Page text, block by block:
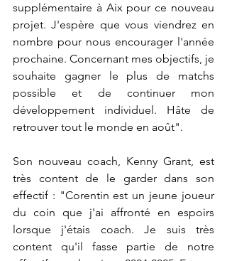
supplémentaire à Aix pour ce nouveau
projet. J'espère que vous viendrez en
nombre pour nous encourager l'année
prochaine. Concernant mes objectifs, je
souhaite gagner le plus de matchs
possible et de continuer mon
développement individuel. Hâte de
retrouver tout le monde en août".
Son nouveau coach, Kenny Grant, est
très content de le garder dans son
effectif : "Corentin est un jeune joueur
du coin que j'ai affronté en espoirs
lorsque j'étais coach. Je suis très
content qu'il fasse partie de notre